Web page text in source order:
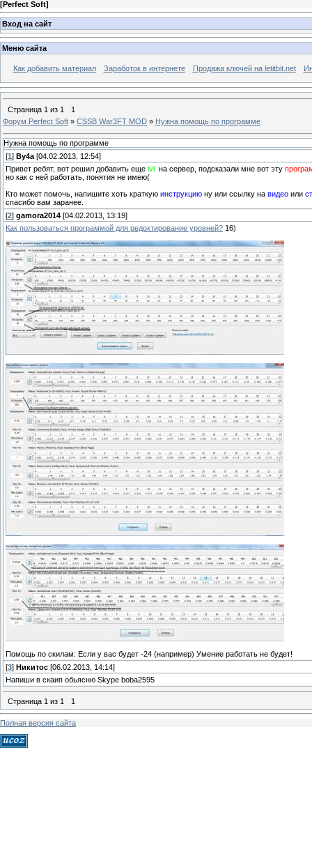
[Perfect Soft]
Вход на сайт
Меню сайта
Как добавить материал Заработок в интернете Продажа ключей на letitbit.net
Страница 1 из 1
1
Форум Perfect Soft » CSSB War3FT MOD » Нужна помощь по программе
Нужна помощь по программе
[1 ] By4a [04.02.2013, 12:54]
Привет ребят, вот решил добавить еще lvl на сервер, подсказали мне вот эту
но как с ней работать, понятия не имею(
Кто может помочь, напишите хоть краткую инструкцию ну или ссылку на видео или
спасибо вам заранее.
[2] gamora2014 [04.02.2013, 13:19]
Как пользоваться программой для редоктирование уровней? 16)
Помощь по скилам: Если у вас будет -24 (например) Умение работать не будет!
[3] Никитос [06.02.2013, 14:14]
Напиши в скаип обьясню Skype boba2595
Страница 1 из 1 1
Полная версия сайта